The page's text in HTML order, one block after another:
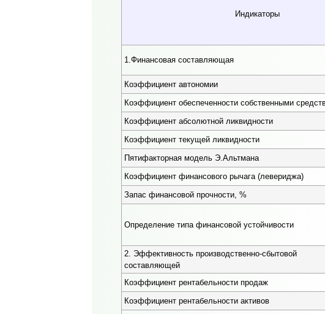
Индикаторы
1.Финансовая составляющая
Коэффициент автономии
Коэффициент обеспеченности собственными
Коэффициент абсолютной ликвидности
Коэффициент текущей ликвидности
Пятифакторная модель Э.Альтмана
Коэффициент финансового рычага (левериджа)
Запас финансовой прочности, %
Определение типа финансовой устойчивости
2. Эффективность производственно-сбытовой
составляющей
Коэффициент рентабельности продаж
Коэффициент рентабельности активов